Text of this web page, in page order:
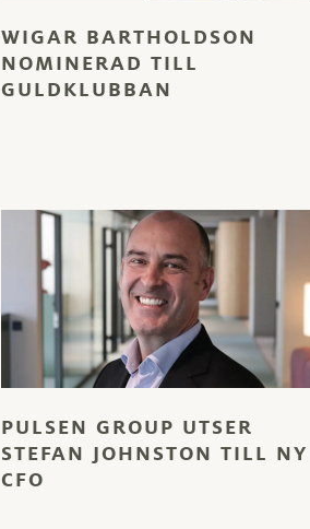
WIGAR BARTHOLDSON
NOMINERAD TILL
GULDKLUBBAN
PULSEN GROUP UTSER
STEFAN JOHNSTON TILL NY
CFO